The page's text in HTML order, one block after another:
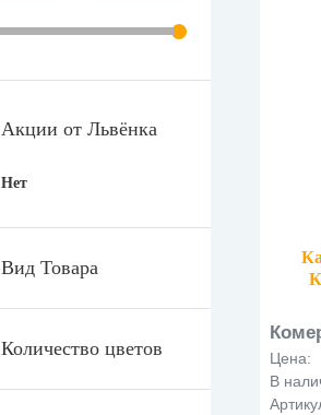
Акции от Львёнка
Нет
Вид Товара
Количество цветов
Цена:
В